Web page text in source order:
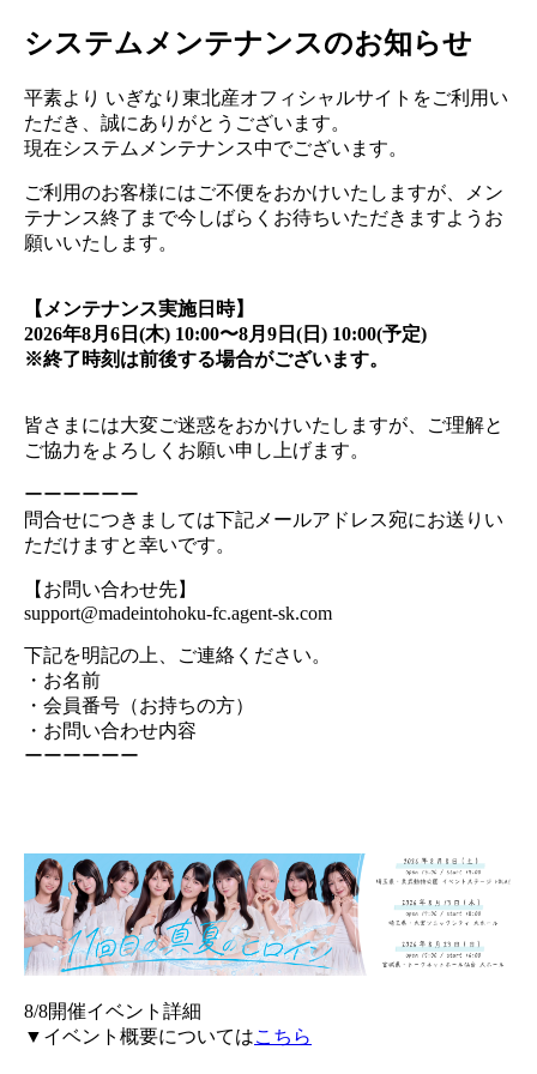
システムメンテナンスのお知らせ
平素より いぎなり東北産オフィシャルサイトをご利用い
ただき、誠にありがとうございます。
現在システムメンテナンス中でございます。
ご利用のお客様にはご不便をおかけいたしますが、メン
テナンス終了まで今しばらくお待ちいただきますようお
願いいたします。
【メンテナンス実施日時】
2026年8月6日(木) 10:00〜8月9日(日) 10:00(予定)
※終了時刻は前後する場合がございます。
皆さまには大変ご迷惑をおかけいたしますが、ご理解と
ご協力をよろしくお願い申し上げます。
ーーーーーー
問合せにつきましては下記メールアドレス宛にお送りい
ただけますと幸いです。
【お問い合わせ先】
support@madeintohoku-fc.agent-sk.com
下記を明記の上、ご連絡ください。
・お名前
・会員番号（お持ちの方）
・お問い合わせ内容
ーーーーーー
8/8開催イベント詳細
▼イベント概要についてはこちら